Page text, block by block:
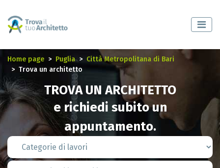
Home page Puglia
Città Metropolitana di Bari
Trova un architetto
TROVA UN ARCHITETTO
e richiedi subito un
appuntamento.